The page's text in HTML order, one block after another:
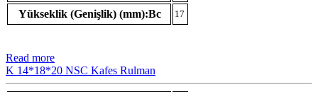
Yükseklik (Genişlik) (mm):Bc 17
Read more
K 14*18*20 NSC Kafes Rulman